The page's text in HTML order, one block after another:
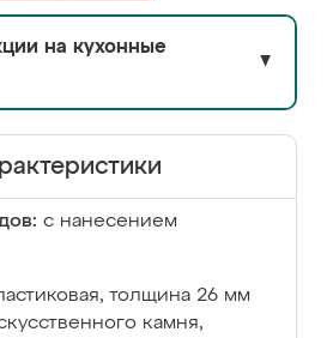
на кухонные
▼
с нанесением
толщина 26 мм
камня,